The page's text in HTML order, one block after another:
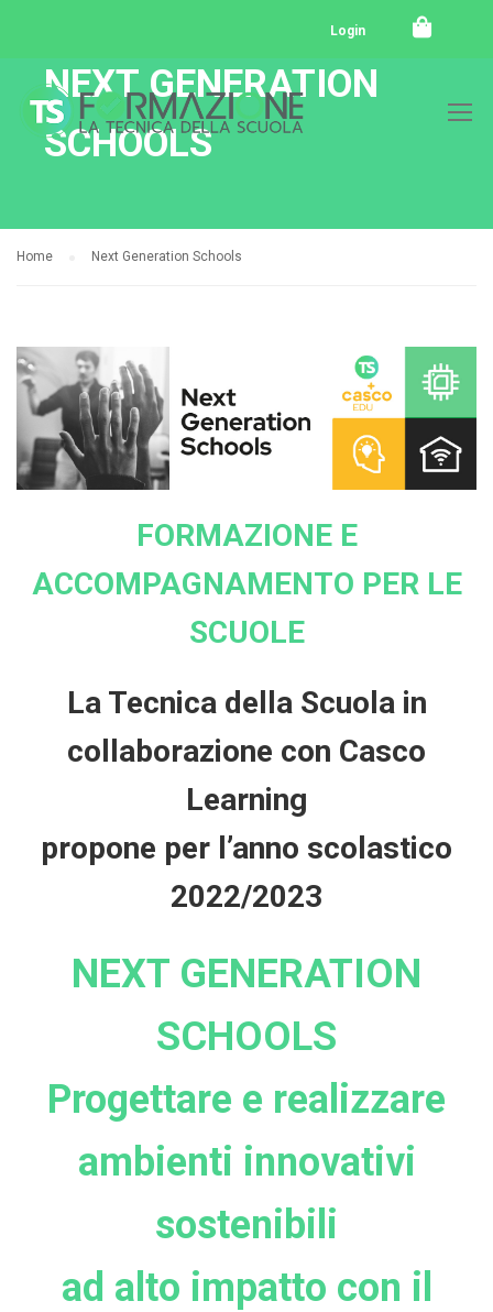
Login
NEXT GENERATION
SCHOOLS
Home Next Generation Schools
FORMAZIONE E
ACCOMPAGNAMENTO PER LE
SCUOLE
La Tecnica della Scuola in
collaborazione con Casco
Learning
propone per l’anno scolastico
2022/2023
NEXT GENERATION
SCHOOLS
Progettare e realizzare
ambienti innovativi
sostenibili
ad alto impatto con il